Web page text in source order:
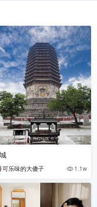
可乐味的大傻子  1.1w